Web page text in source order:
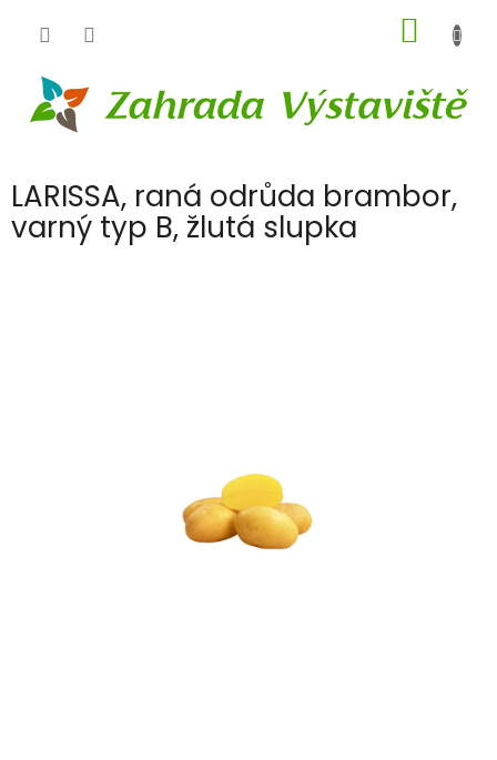
KOŠÍK
LARISSA, raná odrůda brambor,
varný typ B, žlutá slupka